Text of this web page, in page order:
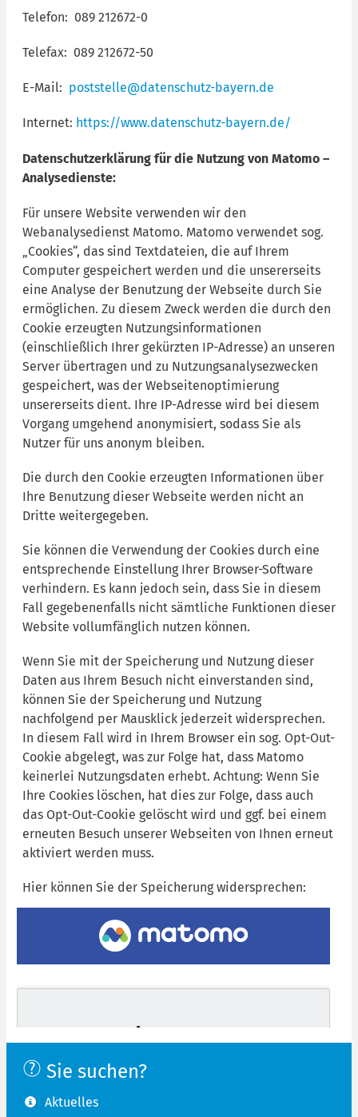
Telefon: 089 212672-0
Telefax: 089 212672-50
E-Mail: poststelle@datenschutz-bayern.de
Internet: https://www.datenschutz-bayern.de/
Datenschutzerklärung für die Nutzung von Matomo –
Analysedienste:
Für unsere Website verwenden wir den
Webanalysedienst Matomo. Matomo verwendet sog.
„Cookies“, das sind Textdateien, die auf Ihrem
Computer gespeichert werden und die unsererseits
eine Analyse der Benutzung der Webseite durch Sie
ermöglichen. Zu diesem Zweck werden die durch den
Cookie erzeugten Nutzungsinformationen
(einschließlich Ihrer gekürzten IP-Adresse) an unseren
Server übertragen und zu Nutzungsanalysezwecken
gespeichert, was der Webseitenoptimierung
unsererseits dient. Ihre IP-Adresse wird bei diesem
Vorgang umgehend anonymisiert, sodass Sie als
Nutzer für uns anonym bleiben.
Die durch den Cookie erzeugten Informationen über
Ihre Benutzung dieser Webseite werden nicht an
Dritte weitergegeben.
Sie können die Verwendung der Cookies durch eine
entsprechende Einstellung Ihrer Browser-Software
verhindern. Es kann jedoch sein, dass Sie in diesem
Fall gegebenenfalls nicht sämtliche Funktionen dieser
Website vollumfänglich nutzen können.
Wenn Sie mit der Speicherung und Nutzung dieser
Daten aus Ihrem Besuch nicht einverstanden sind,
können Sie der Speicherung und Nutzung
nachfolgend per Mausklick jederzeit widersprechen.
In diesem Fall wird in Ihrem Browser ein sog. Opt-Out-
Cookie abgelegt, was zur Folge hat, dass Matomo
keinerlei Nutzungsdaten erhebt. Achtung: Wenn Sie
Ihre Cookies löschen, hat dies zur Folge, dass auch
das Opt-Out-Cookie gelöscht wird und ggf. bei einem
erneuten Besuch unserer Webseiten von Ihnen erneut
aktiviert werden muss.
Hier können Sie der Speicherung widersprechen:
Sie suchen?
Aktuelles